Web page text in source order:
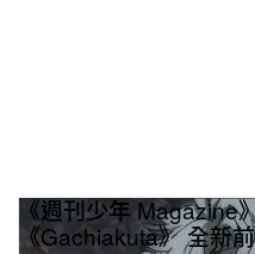
《週刊少年 Magazine
《Gachiakuta》 全新